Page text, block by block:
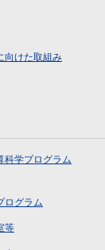
向けた取組み
科学プログラム
ログラム
等